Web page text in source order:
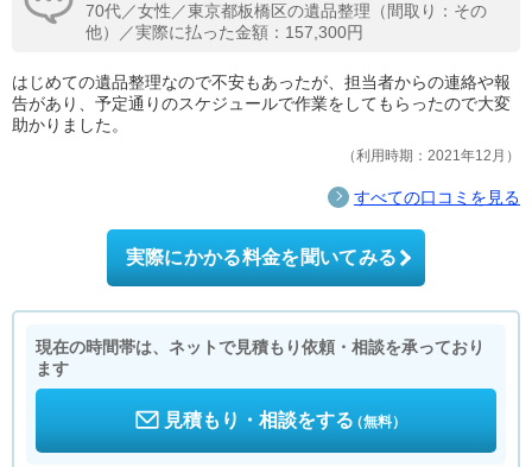
70代／女性／東京都板橋区の遺品整理（間取り：その
他）／実際に払った金額：157,300円
はじめての遺品整理なので不安もあったが、担当者からの連絡や報
告があり、予定通りのスケジュールで作業をしてもらったので大変
助かりました。
利用時期：2021年12月
すべての口コミを見る
実際にかかる料金を聞いてみる
現在の時間帯は、ネットで見積もり依頼・相談を承っており
ます
見積もり・相談をする（無料）